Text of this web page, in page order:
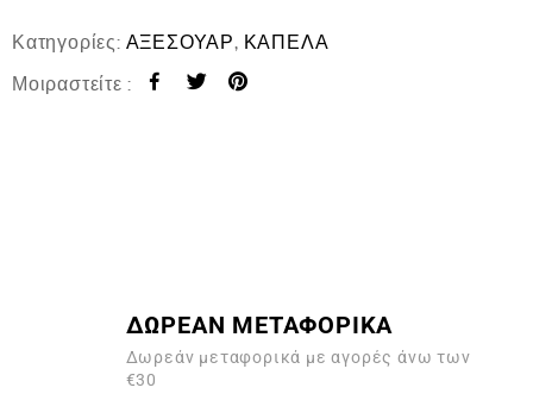
ε
α
Κατηγορίες: ΑΞΕΣΟΥΑΡ, ΚΑΠΕΛΑ
Μοιραστείτε :
ΔΩΡΕΑΝ ΜΕΤΑΦΟΡΙΚΑ
Δωρεάν μεταφορικά με αγορές άνω των
€30